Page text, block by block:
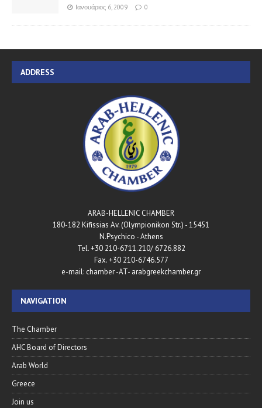
Ιανουάριος 6, 2009 0
ADDRESS
ARAB-HELLENIC CHAMBER
180-182 Kifissias Av. (Olympionikon Str.) - 15451
N.Psychico - Athens
Tel. +30 210-6711.210/ 6726.882
Fax. +30 210-6746.577
e-mail: chamber -AT- arabgreekchamber.gr
NAVIGATION
The Chamber
AHC Board of Directors
Arab World
Greece
Join us